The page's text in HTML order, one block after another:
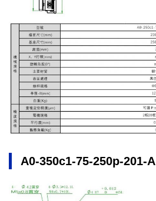
A0-350c1-75-250p-201-A